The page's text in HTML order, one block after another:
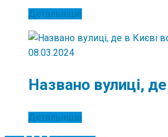
Детальніше
08.03.2024
Названо вулиці,
Детальніше